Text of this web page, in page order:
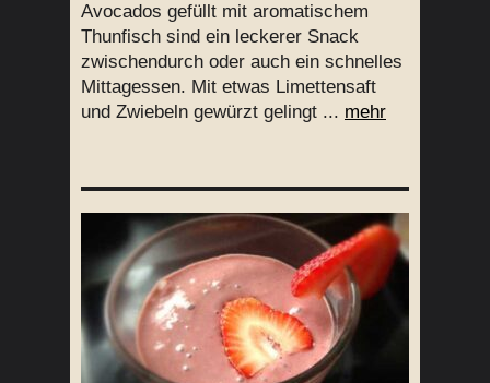
Avocados gefüllt mit aromatischem
Thunfisch sind ein leckerer Snack
zwischendurch oder auch ein schnelles
Mittagessen. Mit etwas Limettensaft
und Zwiebeln gewürzt gelingt ... mehr